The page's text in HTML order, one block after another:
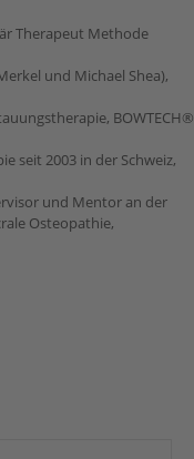
Therapeut Methode
und Michael Shea),
BOWTECH®
seit 2003 in der Schweiz,
und Mentor an der
Osteopathie,